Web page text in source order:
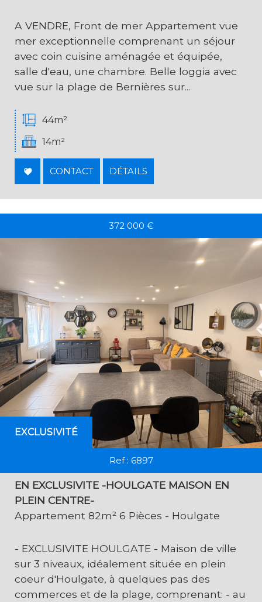
A VENDRE, Front de mer Appartement vue
mer exceptionnelle comprenant un séjour
avec coin cuisine aménagée et équipée,
salle d'eau, une chambre. Belle loggia avec
vue sur la plage de Bernières sur...
44m²
14m²
CONTACT DÉTAILS
EXCLUSIVITÉ
372 000 €
Ref : 6897
EN EXCLUSIVITE -HOULGATE MAISON EN
PLEIN CENTRE-
Appartement 82m² 6 Pièces - Houlgate
- EXCLUSIVITE HOULGATE - Maison de ville
sur 3 niveaux, idéalement située en plein
coeur d'Houlgate, à quelques pas des
commerces et de la plage, comprenant: - au